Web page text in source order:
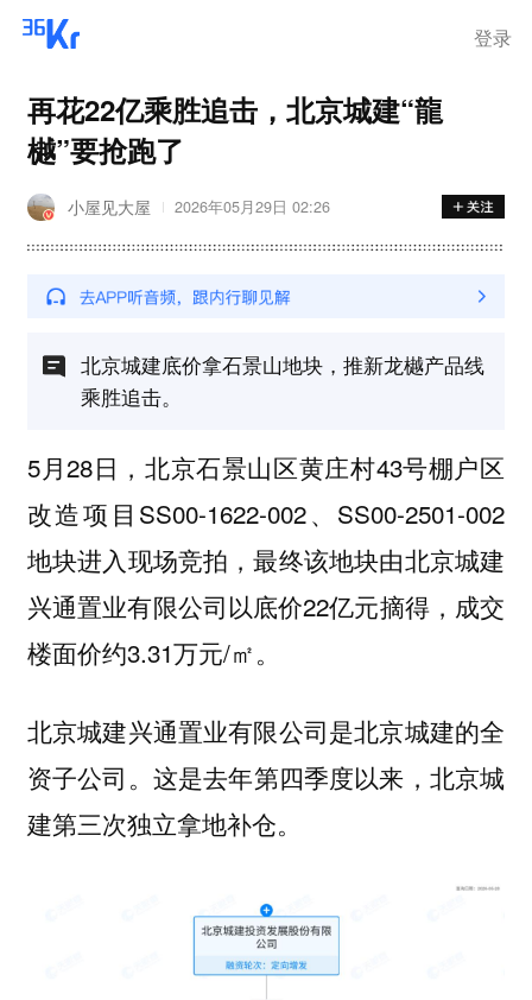
登录
再花22亿乘胜追击，北京城建“龍
樾”要抢跑了
小屋见大屋 2026年05月29日 02:26
北京城建底价拿石景山地块，推新龙樾产品线
乘胜追击。
5月28日，北京石景山区黄庄村43号棚户区
改造项目SS00-1622-002、SS00-2501-002
地块进入现场竞拍，最终该地块由北京城建
兴通置业有限公司以底价22亿元摘得，成交
楼面价约3.31万元/㎡。
北京城建兴通置业有限公司是北京城建的全
资子公司。 这是去年第四季度以来，北京城
建第三次独立拿地补仓。